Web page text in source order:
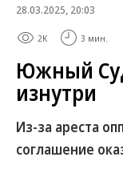
28.03.2025, 20:03
2K 3 мин.
Южный
изнутри
Из-за ареста
соглашение